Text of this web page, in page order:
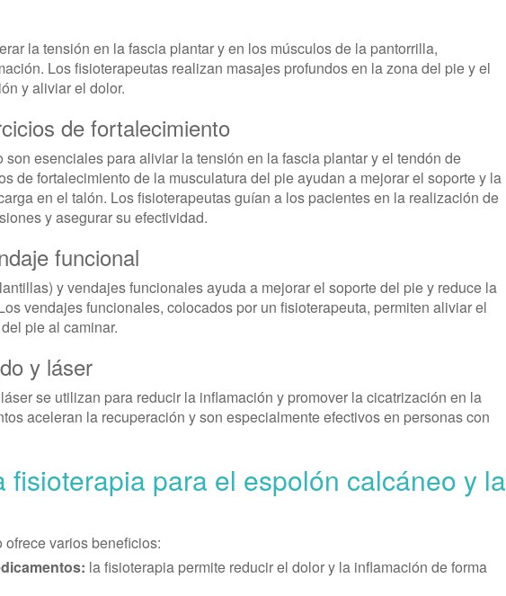
la tensión en la fascia plantar y en los músculos de la pantorrilla,
Los fisioterapeutas realizan masajes profundos en la zona del pie y el
y aliviar el dolor.
de fortalecimiento
esenciales para aliviar la tensión en la fascia plantar y el tendón de
de fortalecimiento de la musculatura del pie ayudan a mejorar el soporte y la
en el talón. Los fisioterapeutas guían a los pacientes en la realización de
y asegurar su efectividad.
funcional
y vendajes funcionales ayuda a mejorar el soporte del pie y reduce la
vendajes funcionales, colocados por un fisioterapeuta, permiten aliviar el
pie al caminar.
y láser
se utilizan para reducir la inflamación y promover la cicatrización en la
aceleran la recuperación y son especialmente efectivos en personas con
fisioterapia para el espolón calcáneo y la
varios beneficios:
la fisioterapia permite reducir el dolor y la inflamación de forma